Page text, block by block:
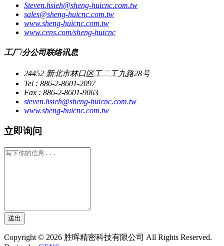
Steven.hsieh@sheng-huicnc.com.tw
sales@sheng-huicnc.com.tw
www.sheng-huicnc.com.tw
www.cens.com/sheng-huicnc
工厂/分公司联络讯息
24452 新北市林口区工二工九路28号
Tel : 886-2-8601-2097
Fax : 886-2-8601-9063
steven.hsieh@sheng-huicnc.com.tw
www.sheng-huicnc.com.tw
立即询问
送出
Copyright © 2026 胜晖精密科技有限公司 All Rights Reserved.